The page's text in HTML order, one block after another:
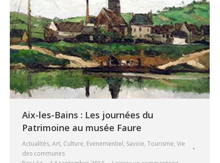
Aix-les-Bains : Les journées du
Patrimoine au musée Faure
Actualités, Art, Culture, Evenementiel, Savoie, Tourisme, Vie
des communes